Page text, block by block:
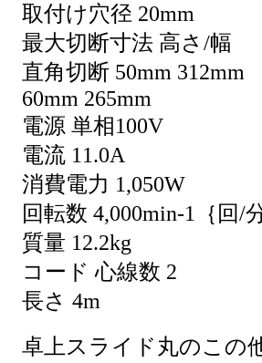
取付け穴径 20mm
最大切断寸法 高さ/幅
直角切断 50mm 312mm
60mm 265mm
電源 単相100V
電流 11.0A
消費電力 1,050W
回転数 4,000min-1｛回/
質量 12.2kg
コード 心線数 2
長さ 4m
卓上スライド丸のこの